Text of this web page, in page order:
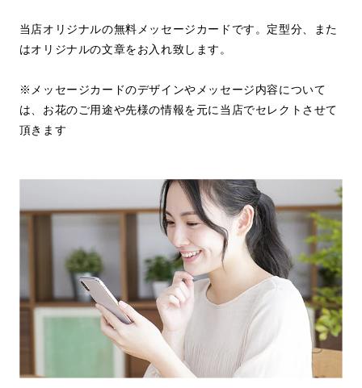
当店オリジナルの無料メッセージカードです。定型分、また
はオリジナルの文章をお入れ致します。
※メッセージカードのデザインやメッセージ内容について
は、お花のご用途や先様の情報を元に当店でセレクトさせて
頂きます